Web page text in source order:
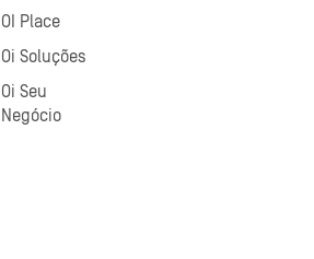
OI Place
Oi Soluções
Oi Seu
Negócio